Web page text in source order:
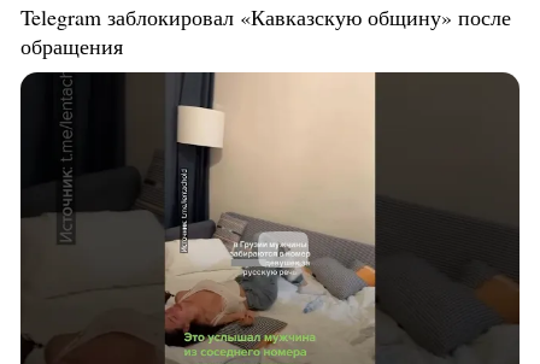
Telegram заблокировал «Кавказскую общину» после
обращения